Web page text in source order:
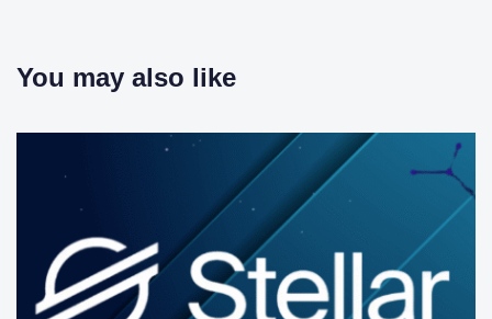
You may also like